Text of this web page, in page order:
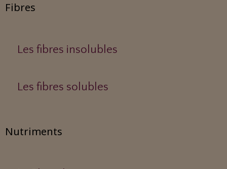
Fibres
Les fibres insolubles
Les fibres solubles
Nutriments